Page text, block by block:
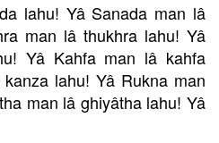
lahu! Yâ Sanada man lâ
man lâ thukhra lahu! Yâ
Yâ Kahfa man lâ kahfa
lahu! Yâ Rukna man
man lâ ghiyâtha lahu! Yâ